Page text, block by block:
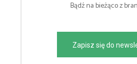
Bądź na bieżąco z
Zapisz się do